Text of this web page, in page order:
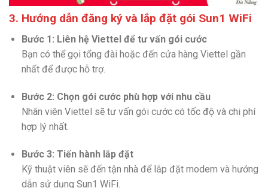
3. Hướng dẫn đăng ký và lắp đặt gói Sun1 WiFi
Bước 1: Liên hệ Viettel để tư vấn gói cước
Bạn có thể gọi tổng đài hoặc đến cửa hàng Viettel gần
nhất để được hỗ trợ.
Bước 2: Chọn gói cước phù hợp với nhu cầu
Nhân viên Viettel sẽ tư vấn gói cước có tốc độ và chi phí
hợp lý nhất.
Bước 3: Tiến hành lắp đặt
Kỹ thuật viên sẽ đến tận nhà để lắp đặt modem và hướng
dẫn sử dụng Sun1 WiFi.